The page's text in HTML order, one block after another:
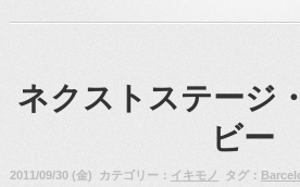
ネクストステージ
ビー
2011/09/30 (金) カテゴリー： イキモノ タグ：